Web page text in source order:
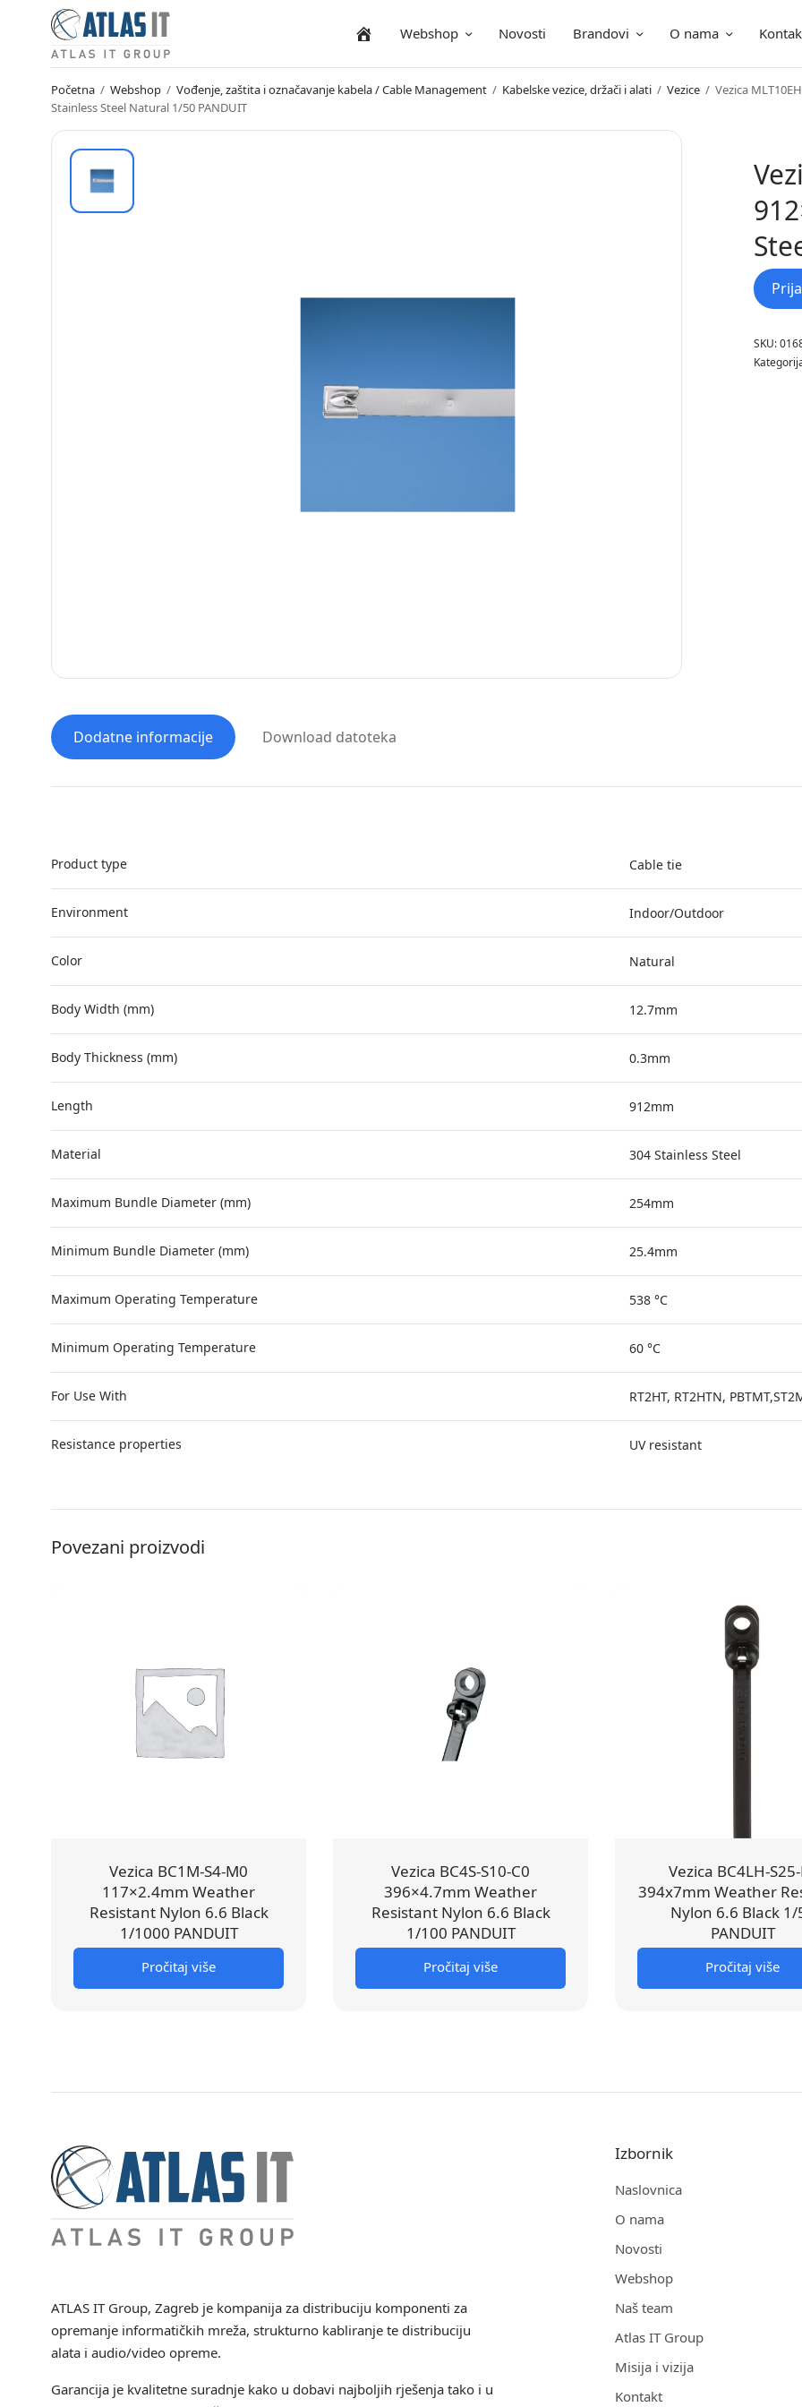
NaslovnicaWebshop Novosti Brandovi O nama
Početna / Webshop / Vođenje, zaštita i označavanje kabela / Cable Management / Kabelske vezice, držači i alati / Vezice / Vezica
Stainless Steel Natural 1/50 PANDUIT
SKU:
Dodatne informacije Download datoteka
Product type Cable tie
Environment Indoor/Outdoor
Color Natural
Body Width (mm) 12.7mm
Body Thickness (mm) 0.3mm
Length 912mm
Material 304 Stainless Steel
Maximum Bundle Diameter (mm) 254mm
Minimum Bundle Diameter (mm) 25.4mm
Maximum Operating Temperature 538 °C
Minimum Operating Temperature 60 °C
For Use With RT2HT, RT2HTN,
Resistance properties UV resistant
Povezani proizvodi
Vezica BC1M-S4-M0
117×2.4mm Weather
Resistant Nylon 6.6 Black
1/1000 PANDUIT
Pročitaj više
Vezica BC4S-S10-C0
396×4.7mm Weather
Resistant Nylon 6.6 Black
1/100 PANDUIT
Pročitaj više
Vezica BC4LH-
394x7mm Weather
Nylon 6.6 Black 1/
PANDUIT
Pročitaj više
ATLAS IT Group, Zagreb je kompanija za distribuciju komponenti za
opremanje informatičkih mreža, strukturno kabliranje te distribuciju
alata i audio/video opreme.
Garancija je kvalitetne suradnje kako u dobavi najboljih rješenja tako i u
Izbornik
Naslovnica
O nama
Novosti
Webshop
Naš team
Atlas IT Group
Misija i vizija
Kontakt